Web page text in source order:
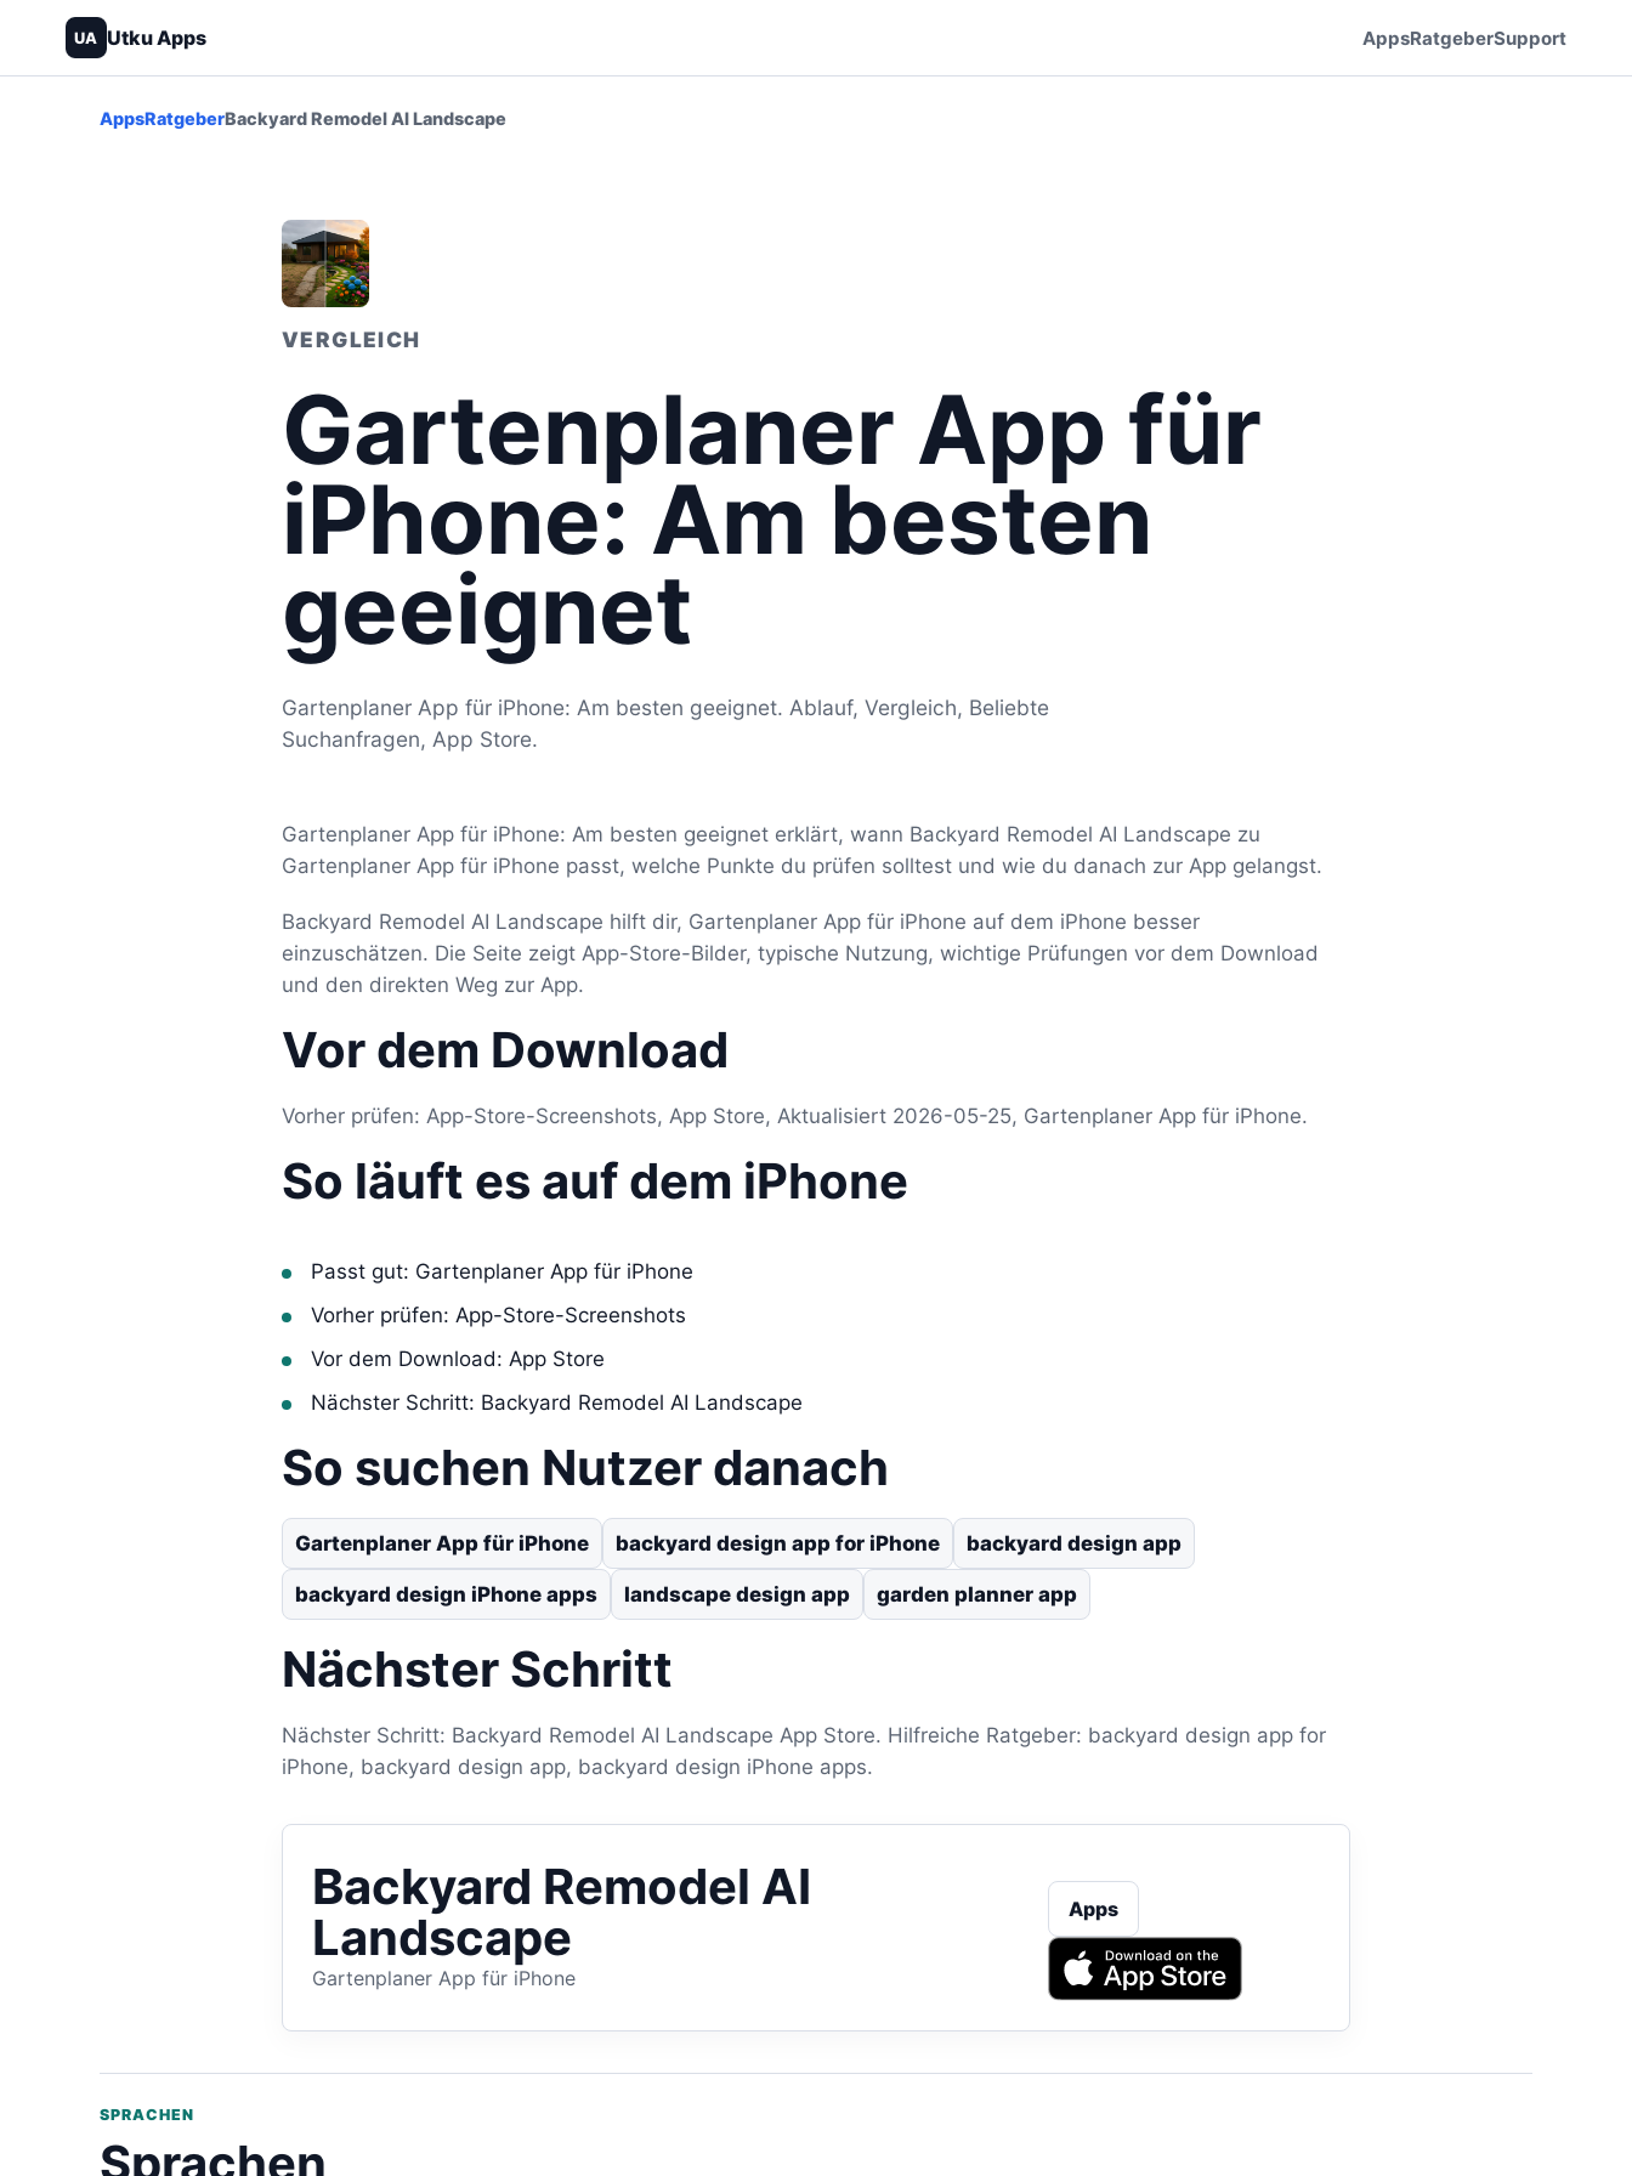
UA Utku Apps AppsRatgeberSupport
AppsRatgeberBackyard Remodel AI Landscape
VERGLEICH
Gartenplaner App für
iPhone: Am besten
geeignet
Gartenplaner App für iPhone: Am besten geeignet. Ablauf, Vergleich, Beliebte
Suchanfragen, App Store.
Gartenplaner App für iPhone: Am besten geeignet erklärt, wann Backyard Remodel AI Landscape zu
Gartenplaner App für iPhone passt, welche Punkte du prüfen solltest und wie du danach zur App gelangst.
Backyard Remodel AI Landscape hilft dir, Gartenplaner App für iPhone auf dem iPhone besser
einzuschätzen. Die Seite zeigt App-Store-Bilder, typische Nutzung, wichtige Prüfungen vor dem Download
und den direkten Weg zur App.
Vor dem Download
Vorher prüfen: App-Store-Screenshots, App Store, Aktualisiert 2026-05-25, Gartenplaner App für iPhone.
So läuft es auf dem iPhone
Passt gut: Gartenplaner App für iPhone
Vorher prüfen: App-Store-Screenshots
Vor dem Download: App Store
Nächster Schritt: Backyard Remodel AI Landscape
So suchen Nutzer danach
Gartenplaner App für iPhone backyard design app for iPhone backyard design app
backyard design iPhone apps landscape design app garden planner app
Nächster Schritt
Nächster Schritt: Backyard Remodel AI Landscape App Store. Hilfreiche Ratgeber: backyard design app for
iPhone, backyard design app, backyard design iPhone apps.
Backyard Remodel AI
Landscape
Gartenplaner App für iPhone
Apps
SPRACHEN
Sprachen